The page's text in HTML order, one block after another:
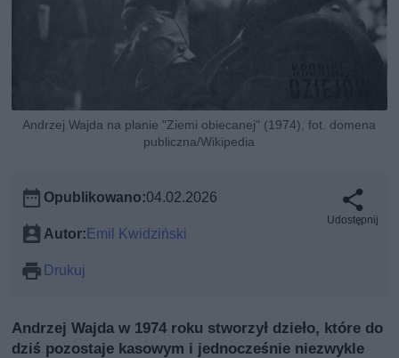
Andrzej Wajda na planie "Ziemi obiecanej" (1974), fot. domena
publiczna/Wikipedia
Opublikowano:04.02.2026
Autor:Emil Kwidziński
Drukuj
Udostępnij
Andrzej Wajda w 1974 roku stworzył dzieło, które do
dziś pozostaje kasowym i jednocześnie niezwykle